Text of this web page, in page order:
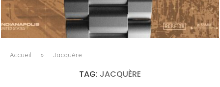
TAG HEUER FORMULA 1 SOLARGRAPH X INDY 500, LA
MONTRE-OUTIL COMME MANIFESTE...
Accueil » Jacquère
TAG: JACQUÈRE